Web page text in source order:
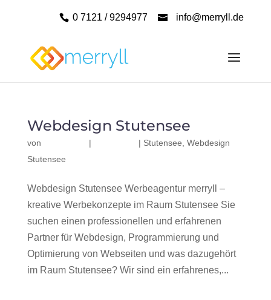
0 7121 / 9294977 info@merryll.de
Webdesign Stutensee
von | | Stutensee Webdesign
Stutensee
Webdesign Stutensee Werbeagentur merryll –
kreative Werbekonzepte im Raum Stutensee Sie
suchen einen professionellen und erfahrenen
Partner für Webdesign, Programmierung und
Optimierung von Webseiten und was dazugehört
im Raum Stutensee? Wir sind ein erfahrenes,...